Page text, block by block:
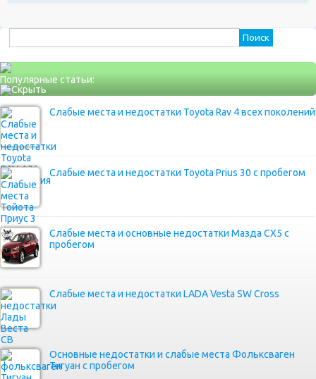
Популярные статьи:
Слабые места и недостатки Toyota Rav 4 всех поколений
Слабые места и недостатки Toyota Prius 30 с пробегом
Слабые места и основные недостатки Мазда СХ5 с
пробегом
Слабые места и недостатки LADA Vesta SW Cross
Основные недостатки и слабые места Фольксваген
Тигуан с пробегом